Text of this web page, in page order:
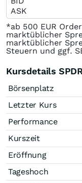
ASK
*ab 500 EUR
marktüblicher
marktüblicher
Steuern und ggf.
Kursdetails
Börsenplatz
Letzter Kurs
Performance
Kurszeit
Eröffnung
Tageshoch